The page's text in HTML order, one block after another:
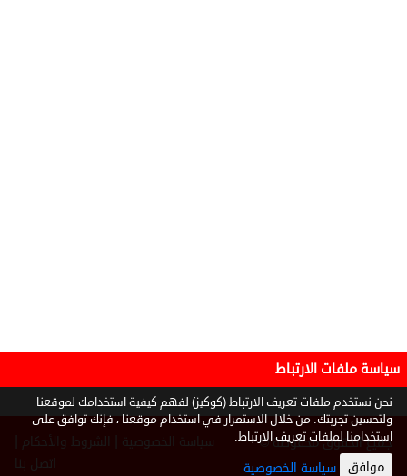
جميع الحقوق محفوظة ©
2026
سياسة الخصوصية الشروط والأحكام
اتصل بنا
سياسة ملفات الارتباط
نحن نستخدم ملفات تعريف الارتباط (كوكيز) لفهم كيفية استخدامك لموقعنا
ولتحسين تجربتك. من خلال الاستمرار في استخدام موقعنا ، فإنك توافق على
استخدامنا لملفات تعريف الارتباط.
موافق سياسة الخصوصية